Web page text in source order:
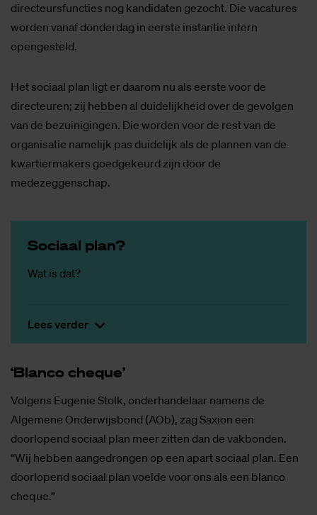
directeursfuncties nog kandidaten gezocht. Die vacatures
worden vanaf donderdag in eerste instantie intern
opengesteld.
Het sociaal plan ligt er daarom nu als eerste voor de
directeuren; zij hebben al duidelijkheid over de gevolgen
van de bezuinigingen. Die worden voor de rest van de
organisatie namelijk pas duidelijk als de plannen van de
kwartiermakers goedgekeurd zijn door de
medezeggenschap.
So­ci­aal plan?
Wat is dat?
Lees verder
‘Blan­co che­que’
Volgens Eugenie Stolk, onderhandelaar namens de
Algemene Onderwijsbond (AOb), zag Saxion een
doorlopend sociaal plan meer zitten dan de vakbonden.
“Wij hebben aangedrongen op een apart sociaal plan. Een
doorlopend sociaal plan voelde voor ons als een blanco
cheque.”